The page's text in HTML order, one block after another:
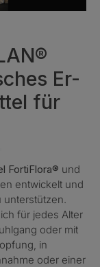
Er­
für
FortiFlora® und
entwickelt und
unterstützen.
für jedes Alter
oder mit
in
oder einer